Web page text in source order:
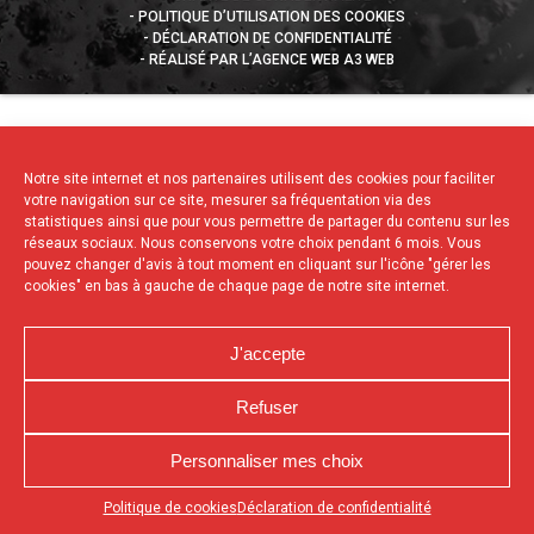
Notre site internet et nos partenaires utilisent des cookies pour faciliter
votre navigation sur ce site, mesurer sa fréquentation via des
statistiques ainsi que pour vous permettre de partager du contenu sur les
réseaux sociaux. Nous conservons votre choix pendant 6 mois. Vous
pouvez changer d'avis à tout moment en cliquant sur l'icône "gérer les
cookies" en bas à gauche de chaque page de notre site internet.
J'accepte
Refuser
Personnaliser mes choix
Politique de cookies Déclaration de confidentialité
Appuyez sur le bouton partager en bas de votre
POLITIQUE D’UTILISATION DES COOKIES
DÉCLARATION DE CONFIDENTIALITÉ
RÉALISÉ PAR L’AGENCE WEB A3 WEB